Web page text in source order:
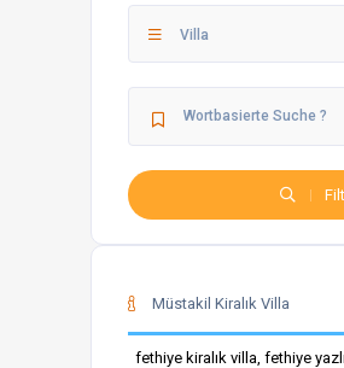
Villa
Müstakil Kiralık Villa
fethiye kiralık villa, fethiye